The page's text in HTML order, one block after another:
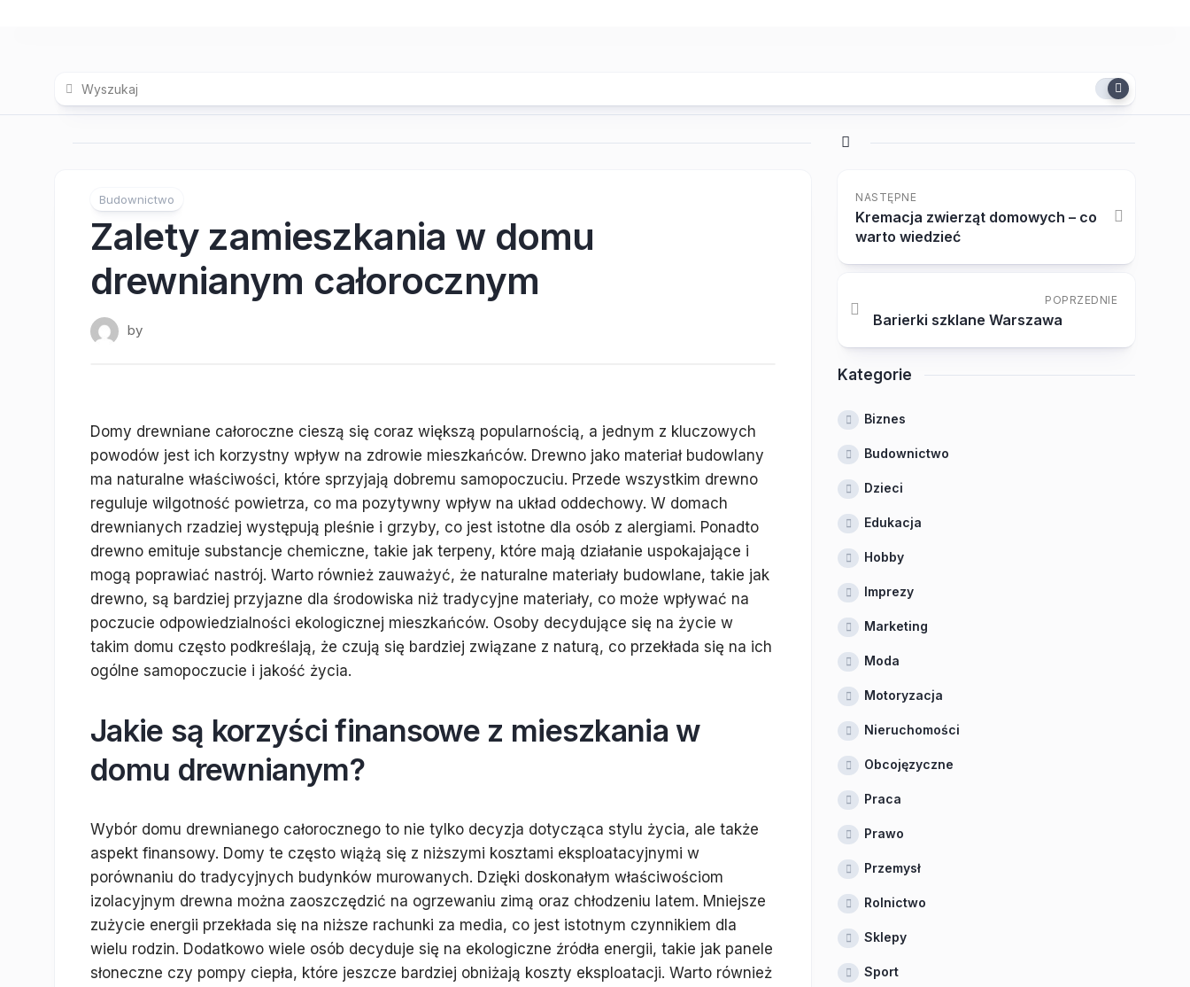
Budownictwo
Zalety zamieszkania w domu
drewnianym całorocznym
by
Domy drewniane całoroczne cieszą się coraz większą popularnością, a jednym z kluczowych
powodów jest ich korzystny wpływ na zdrowie mieszkańców. Drewno jako materiał budowlany
ma naturalne właściwości, które sprzyjają dobremu samopoczuciu. Przede wszystkim drewno
reguluje wilgotność powietrza, co ma pozytywny wpływ na układ oddechowy. W domach
drewnianych rzadziej występują pleśnie i grzyby, co jest istotne dla osób z alergiami. Ponadto
drewno emituje substancje chemiczne, takie jak terpeny, które mają działanie uspokajające i
mogą poprawiać nastrój. Warto również zauważyć, że naturalne materiały budowlane, takie jak
drewno, są bardziej przyjazne dla środowiska niż tradycyjne materiały, co może wpływać na
poczucie odpowiedzialności ekologicznej mieszkańców. Osoby decydujące się na życie w
takim domu często podkreślają, że czują się bardziej związane z naturą, co przekłada się na ich
ogólne samopoczucie i jakość życia.
Jakie są korzyści finansowe z mieszkania w
domu drewnianym?
Wybór domu drewnianego całorocznego to nie tylko decyzja dotycząca stylu życia, ale także
aspekt finansowy. Domy te często wiążą się z niższymi kosztami eksploatacyjnymi w
porównaniu do tradycyjnych budynków murowanych. Dzięki doskonałym właściwościom
izolacyjnym drewna można zaoszczędzić na ogrzewaniu zimą oraz chłodzeniu latem. Mniejsze
zużycie energii przekłada się na niższe rachunki za media, co jest istotnym czynnikiem dla
wielu rodzin. Dodatkowo wiele osób decyduje się na ekologiczne źródła energii, takie jak panele
słoneczne czy pompy ciepła, które jeszcze bardziej obniżają koszty eksploatacji. Warto również
NASTĘPNE
Kremacja zwierząt domowych – co
warto wiedzieć
POPRZEDNIE
Barierki szklane Warszawa
Kategorie
Biznes
Budownictwo
Dzieci
Edukacja
Hobby
Imprezy
Marketing
Moda
Motoryzacja
Nieruchomości
Obcojęzyczne
Praca
Prawo
Przemysł
Rolnictwo
Sklepy
Sport